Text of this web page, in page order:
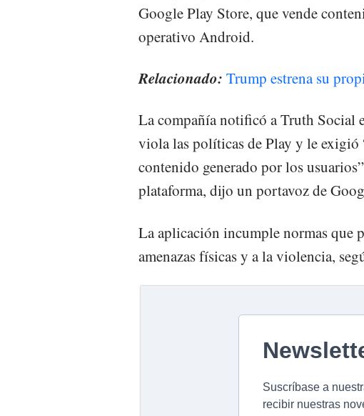
Google Play Store, que vende
operativo Android.
Relacionado: Trump estrena su
La compañía notificó a Truth Social
viola las políticas de Play y le exigió
contenido generado por los
plataforma, dijo un portavoz de
La aplicación incumple normas que
amenazas físicas y a la violencia,